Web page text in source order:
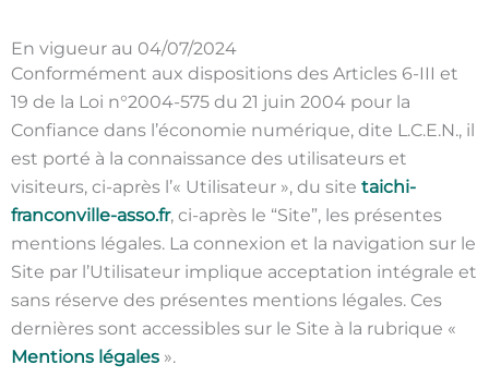
En vigueur au 04/07/2024
Conformément aux dispositions des Articles 6-III et
19 de la Loi n°2004-575 du 21 juin 2004 pour la
Confiance dans l’économie numérique, dite L.C.E.N., il
est porté à la connaissance des utilisateurs et
visiteurs, ci-après l’« Utilisateur », du site taichi-
franconville-asso.fr, ci-après le “Site”, les présentes
mentions légales. La connexion et la navigation sur le
Site par l’Utilisateur implique acceptation intégrale et
sans réserve des présentes mentions légales. Ces
dernières sont accessibles sur le Site à la rubrique «
Mentions légales ».